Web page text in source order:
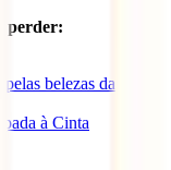
perder:
belezas da
à Cinta